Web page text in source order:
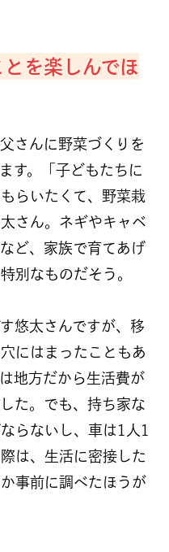
を楽しんでほ
さんに野菜づくりを
す。「子どもたちに
らいたくて、野菜栽
さん。ネギやキャベ
ど、家族で育てあげ
別なものだそう。
悠太さんですが、移
にはまったこともあ
地方だから生活費が
た。でも、持ち家な
らないし、車は1人1
は、生活に密接した
事前に調べたほうが